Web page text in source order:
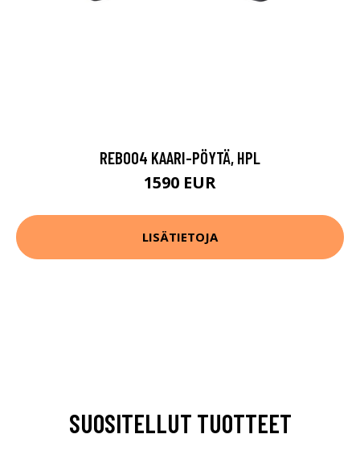
REB004 KAARI-PÖYTÄ, HPL
1590 EUR
LISÄTIETOJA
SUOSITELLUT TUOTTEET